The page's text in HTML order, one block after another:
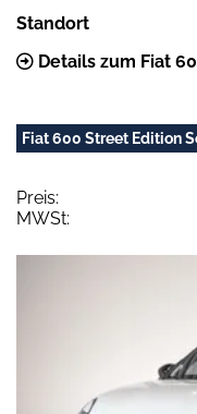
Standort
Details zum Fiat
Fiat 600 Street Edition
Preis:
MWSt: